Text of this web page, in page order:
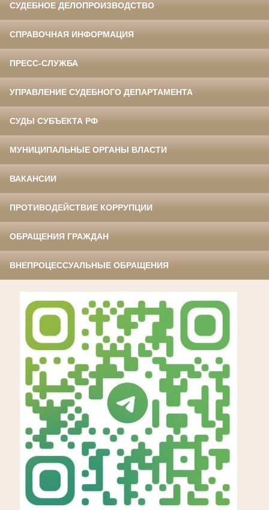
СУДЕБНОЕ ДЕЛОПРОИЗВОДСТВО
СПРАВОЧНАЯ ИНФОРМАЦИЯ
ПРЕСС-СЛУЖБА
УПРАВЛЕНИЕ СУДЕБНОГО ДЕПАРТАМЕНТА
СУДЫ СУБЪЕКТА РФ
МУНИЦИПАЛЬНЫЕ ОРГАНЫ ВЛАСТИ
ВАКАНСИИ
ПРОТИВОДЕЙСТВИЕ КОРРУПЦИИ
ОБРАЩЕНИЯ ГРАЖДАН
ВНЕПРОЦЕССУАЛЬНЫЕ ОБРАЩЕНИЯ